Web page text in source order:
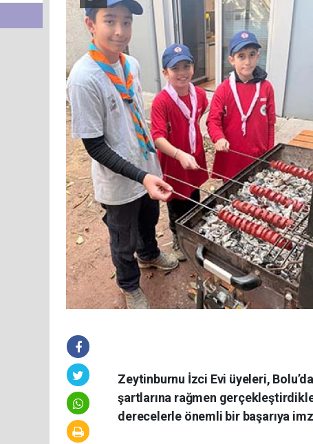
Zeytinburnu İzci Evi üyeleri,
şartlarına rağmen
derecelerle önemli bir başarıya